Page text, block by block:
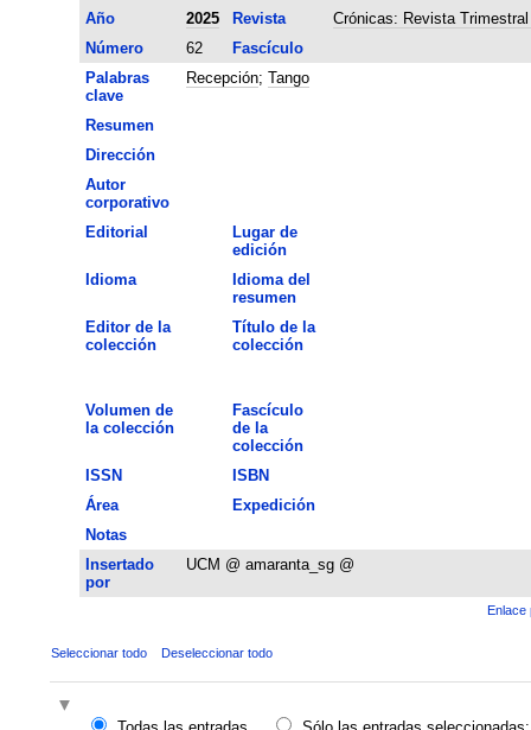
Año
2025 Revista
Crónicas: Revista
Número
62
Fascículo
Palabras
clave
Recepción; Tango
Resumen
Dirección
Autor
corporativo
Editorial
Lugar de
edición
Idioma
Idioma del
resumen
Editor de la
colección
Título de la
colección
Volumen de
la colección
Fascículo
de la
colección
ISSN
ISBN
Área
Expedición
Notas
Insertado
por
UCM @ amaranta_sg @
Enlace
Seleccionar todo Deseleccionar todo